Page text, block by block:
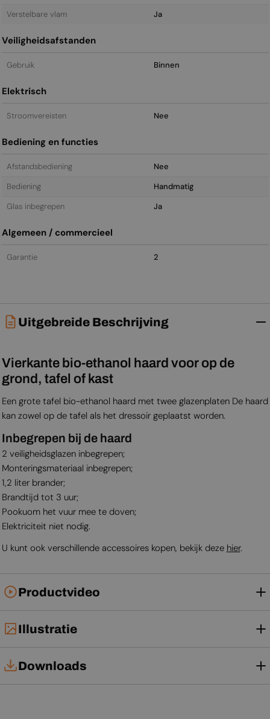
Verstelbare vlam
Ja
Veiligheidsafstanden
Gebruik Binnen
Elektrisch
Stroomvereisten Nee
Bediening en functies
Afstandsbediening
Nee
Bediening
Handmatig
Glas inbegrepen
Ja
Algemeen / commercieel
Garantie 2
Uitgebreide Beschrijving
Vierkante bio-ethanol haard voor op de
grond, tafel of kast
Een grote tafel bio-ethanol haard met twee glazenplaten De haard
kan zowel op de tafel als het dressoir geplaatst worden.
Inbegrepen bij de haard
2 veiligheidsglazen inbegrepen;
Monteringsmateriaal inbegrepen;
1,2 liter brander;
Brandtijd tot 3 uur;
Pookuom het vuur mee te doven;
Elektriciteit niet nodig.
U kunt ook verschillende accessoires kopen, bekijk deze hier.
Productvideo
Illustratie
Downloads